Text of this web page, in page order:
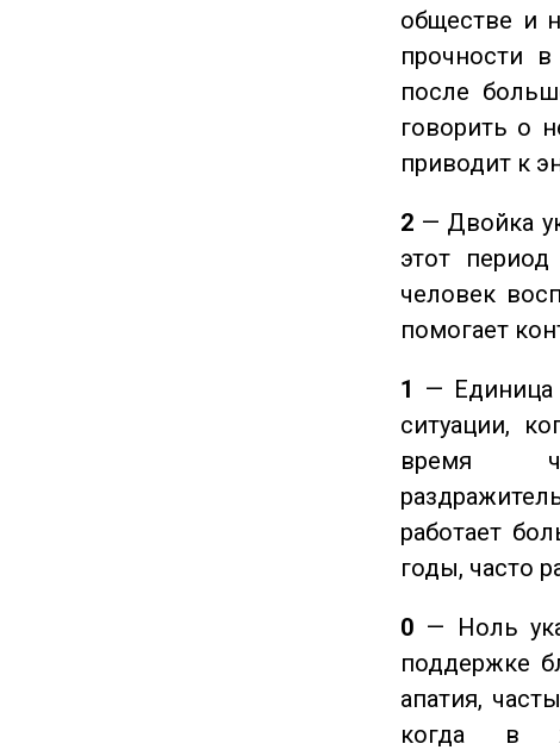
обществе и
прочности
после
говорить о
приводит к
2 — Двойка
этот
человек
помогает
1 — Единица
ситуации,
время
работает
годы, часто
0 — Ноль
поддержке
апатия,
когда в